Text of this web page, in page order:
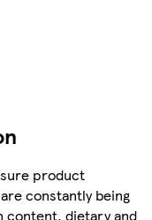
product
constantly being
dietary and